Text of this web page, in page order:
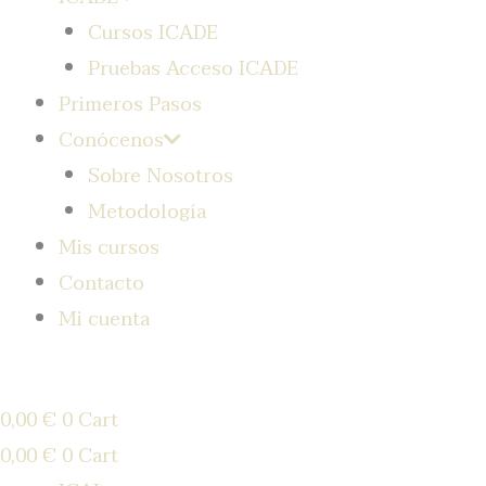
Cursos ICADE
Pruebas Acceso ICADE
Primeros Pasos
Conócenos
Sobre Nosotros
Metodología
Mis cursos
Contacto
Mi cuenta
0,00€ 0Cart
0,00€ 0Cart